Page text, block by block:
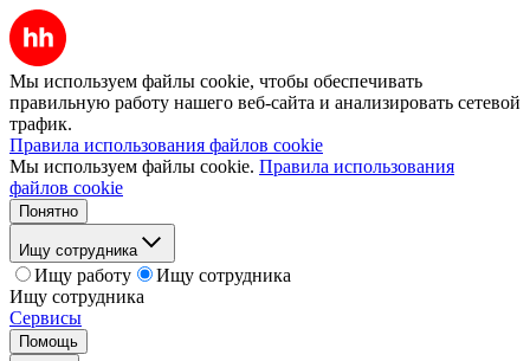
Мы используем файлы cookie, чтобы обеспечивать
правильную работу нашего веб-сайта и анализировать сетевой
трафик.
Правила использования файлов cookie
Мы используем файлы cookie. Правила использования
файлов cookie
Понятно
Ищу сотрудника
Ищу работу
Ищу сотрудника
Ищу сотрудника
Сервисы
Помощь